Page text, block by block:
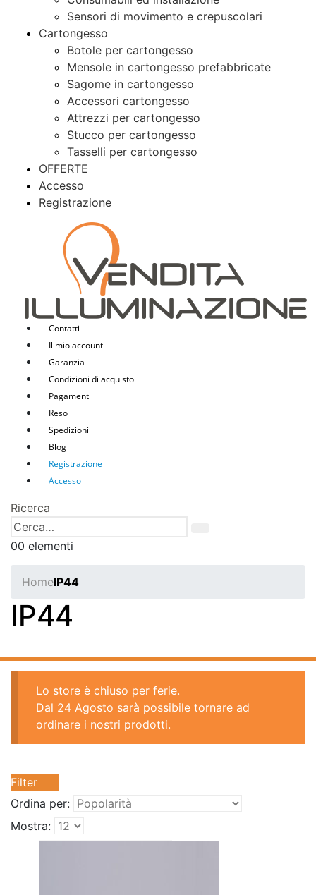
Sensori di movimento e crepuscolari
Cartongesso
Botole per cartongesso
Mensole in cartongesso prefabbricate
Sagome in cartongesso
Accessori cartongesso
Attrezzi per cartongesso
Stucco per cartongesso
Tasselli per cartongesso
OFFERTE
Accesso
Registrazione
Contatti
Il mio account
Garanzia
Condizioni di acquisto
Pagamenti
Reso
Spedizioni
Blog
Registrazione
Accesso
Ricerca
00 elementi
HomeIP44
IP44
Lo store è chiuso per ferie.
Dal 24 Agosto sarà possibile tornare ad
ordinare i nostri prodotti.
Filter
Ordina per:
Mostra: